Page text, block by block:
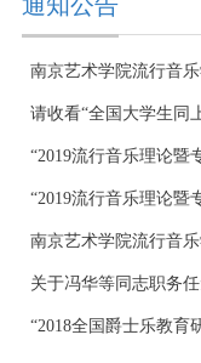
南京艺术学院流行音
请收看“全国大学生同
“2019流行音乐理论暨
“2019流行音乐理论暨
南京艺术学院流行音
关于冯华等同志职务
“2018全国爵士乐教育